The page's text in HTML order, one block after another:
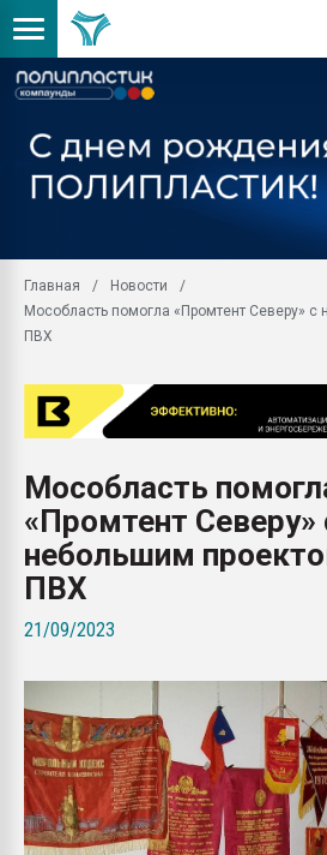
Главная
Новости
Мособласть помогла «Промтент Северу» с
ПВХ
Мособласть
«Промтент Северу»
небольшим
ПВХ
21/09/2023